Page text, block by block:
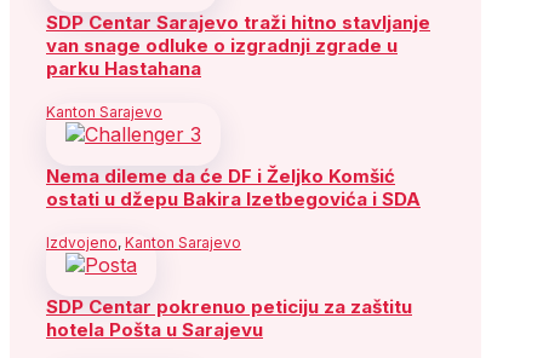
SDP Centar Sarajevo traži hitno stavljanje
van snage odluke o izgradnji zgrade u
parku Hastahana
Kanton Sarajevo
Nema dileme da će DF i Željko Komšić
ostati u džepu Bakira Izetbegovića i SDA
Izdvojeno, Kanton Sarajevo
SDP Centar pokrenuo peticiju za zaštitu
hotela Pošta u Sarajevu